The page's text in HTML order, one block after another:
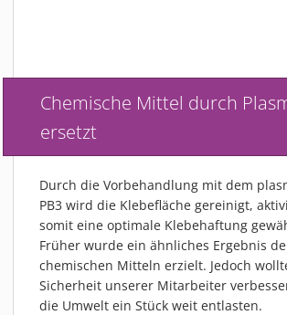
Chemische Mittel durch
ersetzt
Durch die Vorbehandlung mit dem
PB3 wird die Klebefläche gereinigt,
somit eine optimale Klebehaftung
Früher wurde ein ähnliches Ergebnis
chemischen Mitteln erzielt. Jedoch
Sicherheit unserer Mitarbeiter
die Umwelt ein Stück weit entlasten.